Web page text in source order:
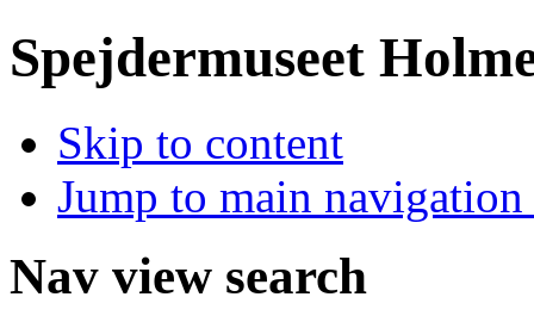
Spejdermuseet
Skip to content
Jump to main
Nav view search